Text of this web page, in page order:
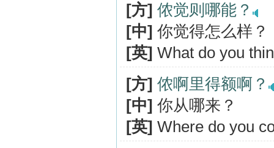
[方] 侬觉则哪能？
[中] 你觉得怎么样？
[英] What do you
[方] 侬啊里得额啊？
[中] 你从哪来？
[英] Where do you